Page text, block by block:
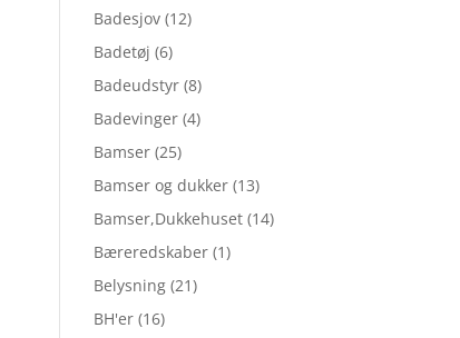
Badesjov (12)
Badetøj (6)
Badeudstyr (8)
Badevinger (4)
Bamser (25)
Bamser og dukker (13)
Bamser,Dukkehuset (14)
Bæreredskaber (1)
Belysning (21)
BH'er (16)